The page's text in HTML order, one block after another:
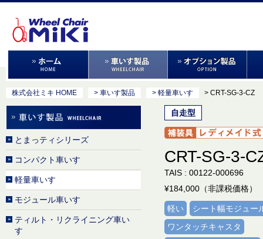
株式会社ミキ HOME > 車いす製品 > 軽量車いす > CRT-SG-3-CZ
自走型
CRT-SG-3-
TAIS : 00122-000696
¥184,000（非課税価格）
軽い
シート幅モジュー
ワンタッチキャスタ
とまっティシリーズ
コンパクト車いす
軽量車いす
モジュール車いす
ティルト・リクライニング車い
す